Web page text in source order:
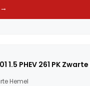
1.5 PHEV 261 PK
Hemel